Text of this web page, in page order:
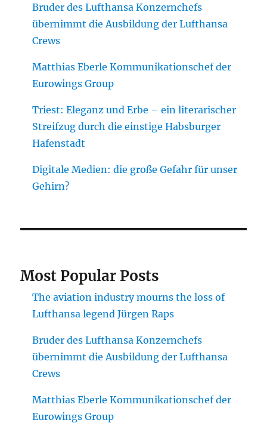
Bruder des Lufthansa Konzernchefs
übernimmt die Ausbildung der Lufthansa
Crews
Matthias Eberle Kommunikationschef der
Eurowings Group
Triest: Eleganz und Erbe – ein literarischer
Streifzug durch die einstige Habsburger
Hafenstadt
Digitale Medien: die große Gefahr für unser
Gehirn?
Most Popular Posts
The aviation industry mourns the loss of
Lufthansa legend Jürgen Raps
Bruder des Lufthansa Konzernchefs
übernimmt die Ausbildung der Lufthansa
Crews
Matthias Eberle Kommunikationschef der
Eurowings Group